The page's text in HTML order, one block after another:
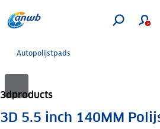
Autopolijstpads
3dproducts
3D 5.5 inch 140MM